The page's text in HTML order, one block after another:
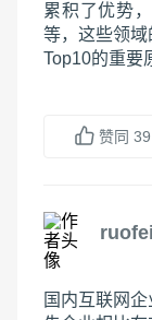
累积了优势
等，这些领
Top10的重要
赞同 39
国内互联网